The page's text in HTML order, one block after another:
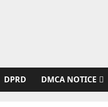
DPRD DMCA NOTICE